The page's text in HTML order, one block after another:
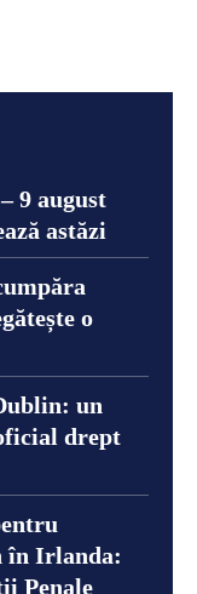
9 august
astăzi
o
un
drept
în Irlanda:
Penale